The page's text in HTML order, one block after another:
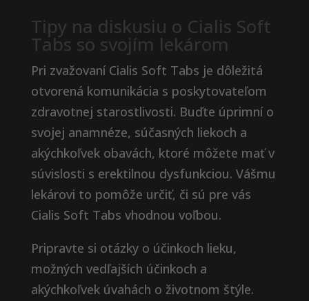
Tipy na diskusiu o Cialis Soft
Tabs so svojím lekárom
Pri zvažovaní Cialis Soft Tabs je dôležitá
otvorená komunikácia s poskytovateľom
zdravotnej starostlivosti. Buďte úprimní o
svojej anamnéze, súčasných liekoch a
akýchkoľvek obavách, ktoré môžete mať v
súvislosti s erektilnou dysfunkciou. Vášmu
lekárovi to pomôže určiť, či sú pre vás
Cialis Soft Tabs vhodnou voľbou.
Pripravte si otázky o účinkoch lieku,
možných vedľajších účinkoch a
akýchkoľvek úvahách o životnom štýle.